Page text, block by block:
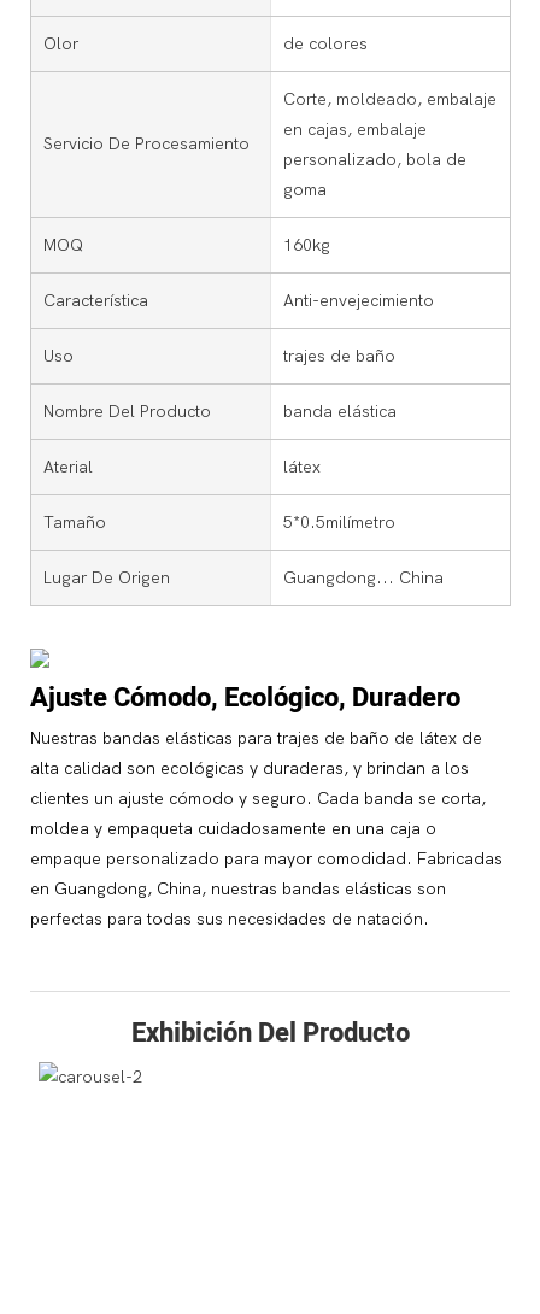
Olor de colores
Servicio De Procesamiento
Corte, moldeado, embalaje
en cajas, embalaje
personalizado, bola de
goma
MOQ 160kg
Característica Anti-envejecimiento
Uso trajes de baño
Nombre Del Producto banda elástica
Aterial látex
Tamaño 5*0.5milímetro
Lugar De Origen Guangdong... China
Ajuste Cómodo, Ecológico, Duradero
Nuestras bandas elásticas para trajes de baño de látex de
alta calidad son ecológicas y duraderas, y brindan a los
clientes un ajuste cómodo y seguro. Cada banda se corta,
moldea y empaqueta cuidadosamente en una caja o
empaque personalizado para mayor comodidad. Fabricadas
en Guangdong, China, nuestras bandas elásticas son
perfectas para todas sus necesidades de natación.
Exhibición Del Producto